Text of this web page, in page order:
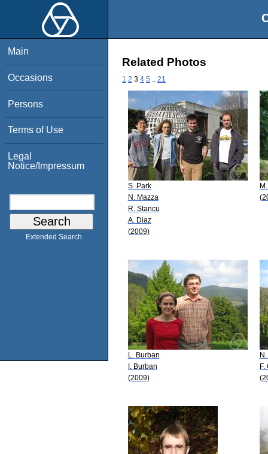
Main
Occasions
Persons
Terms of Use
Legal
Notice/Impressum
Extended Search
Related Photos
1 2 3 4 5 21
S. Park
N. Mazza
R. Stancu
A. Diaz
(2009)
L. Burban
I. Burban
(2009)
F.